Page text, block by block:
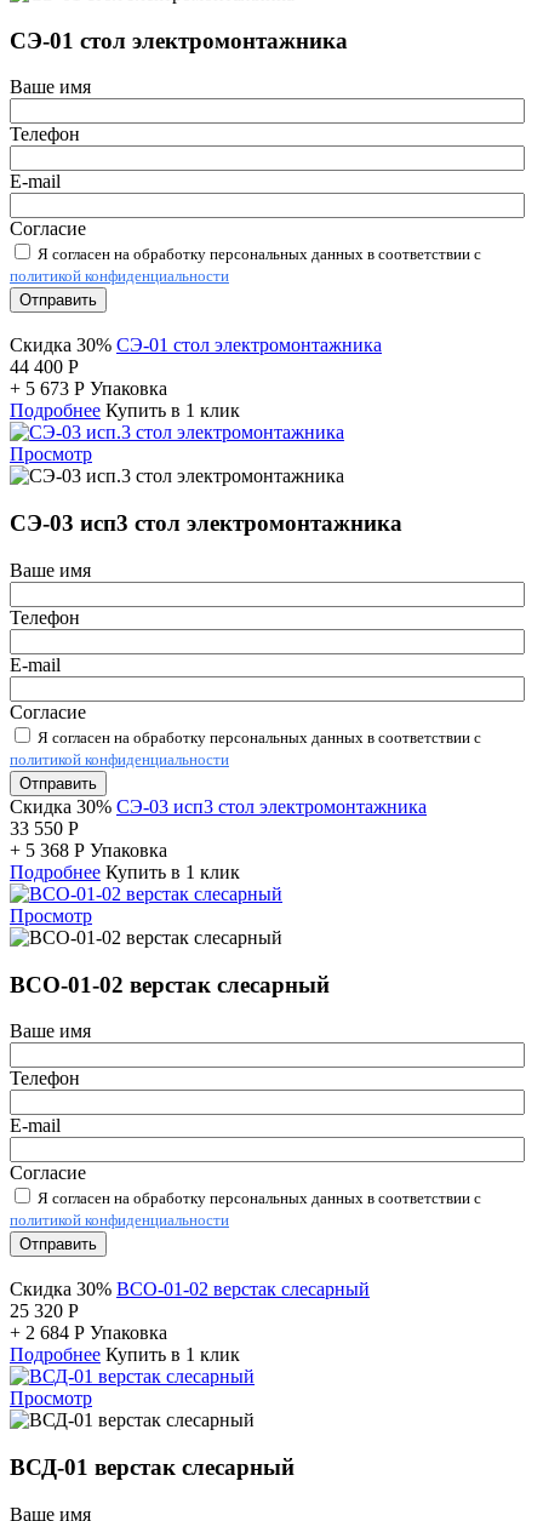
СЭ-01 стол электромонтажника
Ваше имя
Телефон
E-mail
Согласие
Я согласен на обработку персональных данных в соответствии с
политикой конфиденциальности
Отправить
Скидка 30% СЭ-01 стол электромонтажника
44 400 Р
+ 5 673 Р Упаковка
Подробнее Купить в 1 клик
Просмотр
СЭ-03 исп3 стол электромонтажника
Ваше имя
Телефон
E-mail
Согласие
Я согласен на обработку персональных данных в соответствии с
политикой конфиденциальности
Отправить
Скидка 30% СЭ-03 исп3 стол электромонтажника
33 550 Р
+ 5 368 Р Упаковка
Подробнее Купить в 1 клик
Просмотр
ВСО-01-02 верстак слесарный
Ваше имя
Телефон
E-mail
Согласие
Я согласен на обработку персональных данных в соответствии с
политикой конфиденциальности
Отправить
Скидка 30% ВСО-01-02 верстак слесарный
25 320 Р
+ 2 684 Р Упаковка
Подробнее Купить в 1 клик
Просмотр
ВСД-01 верстак слесарный
Ваше имя